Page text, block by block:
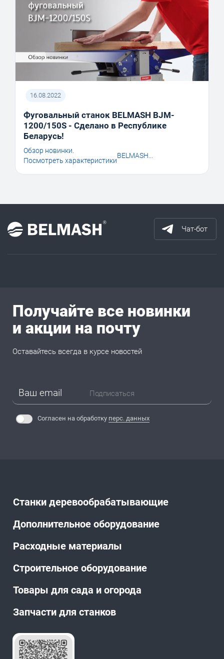
16.08.2022
Фуговальный станок BELMASH BJM-
1200/150S - Сделано в Республике
Беларусь!
Обзор новинки.
Посмотреть характеристики
BELMASH...
Чат-бот
Станки деревообрабатывающие
Дополнительное оборудование
Расходные материалы
Строительное оборудование
Товары для сада и огорода
Запчасти для станков
Получайте все новинки
и акции на почту
Оставайтесь всегда в курсе новостей
Подписаться
Согласен на обработку перс. данных